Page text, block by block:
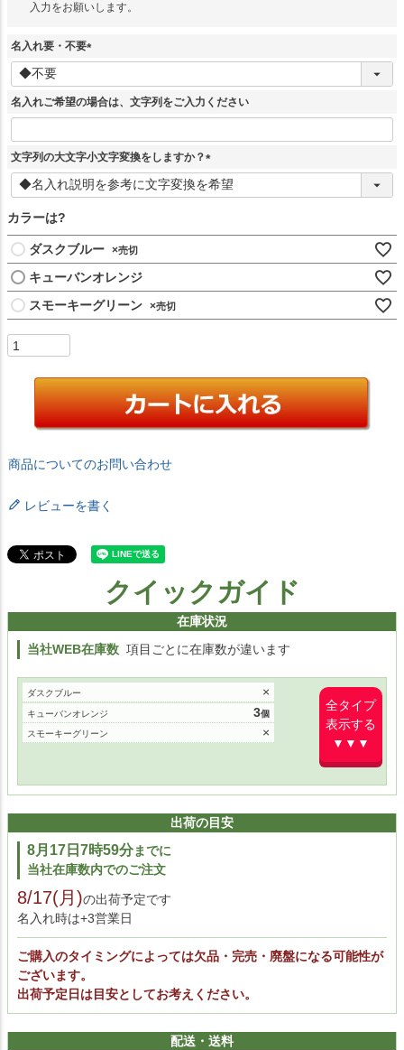
入力をお願いします。
名入れ要・不要
(
須
)
名入れご希望の場合は、文字列をご入力ください
文字列の大文字小文字変換をしますか？
(
必
カラーは?
ダスクブルー ×
キューバンオレンジ
スモーキーグリーン ×
商品についてのお問い合わせ
レビューを書く
クイックガイド
在庫状況
当社WEB在庫数 項目ごとに在庫数が違います
全タイプ
表示する
▼▼▼
ダスクブルー ×
キューバンオレンジ 3
スモーキーグリーン ×
出荷の目安
8月17日7時59分までに
当社在庫数内でのご注文
8/17(月)の出荷予定です
名入れ時は+3営業日
ご購入のタイミングによっては欠品・完売・廃盤になる可能性が
ございます。
出荷予定日は目安としてお考えください。
配送・送料